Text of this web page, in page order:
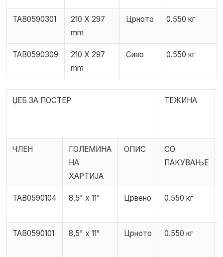
TAB0590301
210 X 297
mm
Црното 0.550 кг
TAB0590309
210 X 297
mm
Сиво 0.550 кг
ЏЕБ ЗА ПОСТЕР ТЕЖИНА
ЧЛЕН
ГОЛЕМИНА
НА
ХАРТИЈА
ОПИС
СО
ПАКУВАЊЕ
TAB0590104 8,5" x 11" Црвено 0.550 кг
TAB0590101 8,5" x 11" Црното 0.550 кг